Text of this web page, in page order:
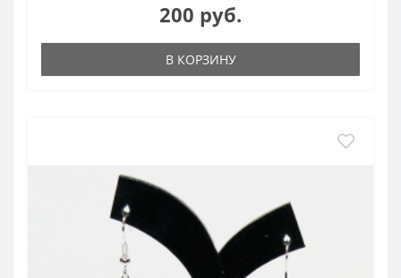
200 руб.
В КОРЗИНУ